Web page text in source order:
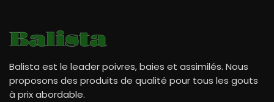
Balista est le leader poivres, baies et assimilés. Nous
proposons des produits de qualité pour tous les gouts
à prix abordable.